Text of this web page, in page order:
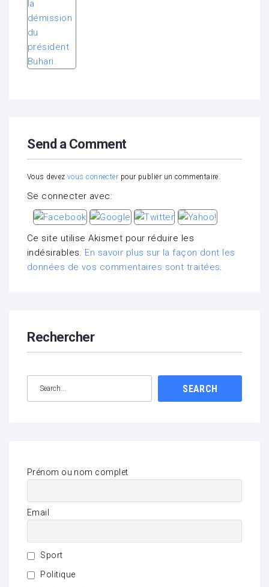
Send a Comment
Vous devez vous connecter pour publier un commentaire.
Se connecter avec:
Ce site utilise Akismet pour réduire les
indésirables. En savoir plus sur la façon dont les
données de vos commentaires sont traitées.
Rechercher
SEARCH
Prénom ou nom complet
Email
Sport
Politique